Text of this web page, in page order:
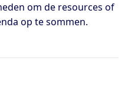
om de resources of
op te sommen.